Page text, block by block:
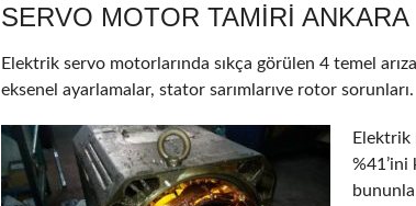
SERVO MOTOR TAMIRI ANKARA
Elektrik servo motorlarında sıkça görülen 4 temel
eksenel ayarlamalar, stator sarımlarıve rotor sorunları.
Elektrik
%41’ini